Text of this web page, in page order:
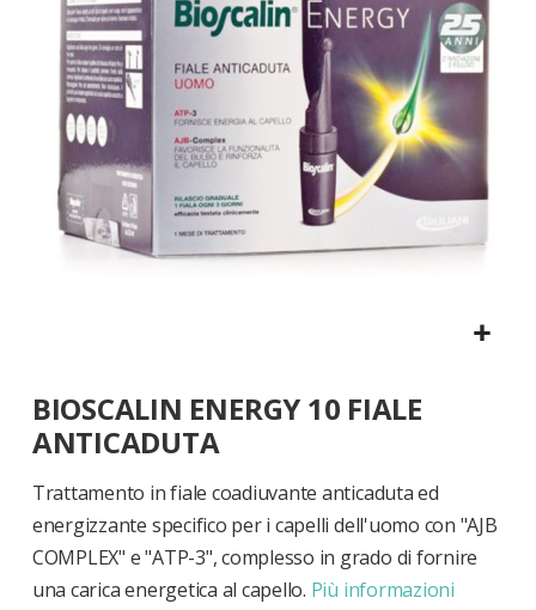
immagini
all'inizio
della
galleria
di
immagini
BIOSCALIN ENERGY 10 FIALE
ANTICADUTA
Trattamento in fiale coadiuvante anticaduta ed
energizzante specifico per i capelli dell'uomo con "AJB
COMPLEX" e "ATP-3", complesso in grado di fornire
una carica energetica al capello. Più informazioni